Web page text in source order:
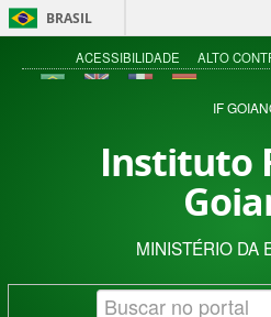
BRASIL
ACESSIBILIDADE ALTO
IF
Instituto
MINISTÉRIO DA